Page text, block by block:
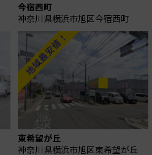
今宿西町
神奈川県横浜市旭区今宿西町
東希望が丘
神奈川県横浜市旭区東希望が丘